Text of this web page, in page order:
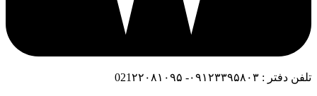
تلفن دفتر : ۰۹۱۲۳۳۹۵۸۰۳- 021۲۲۰۸۱۰۹۵